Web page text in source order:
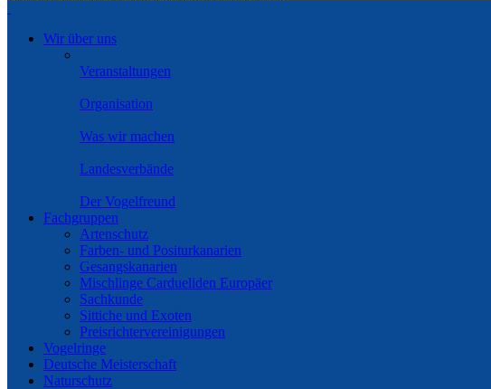
Wir über uns
Veranstaltungen
Organisation
Was wir machen
Landesverbände
Der Vogelfreund
Fachgruppen
Artenschutz
Farben- und Positurkanarien
Gesangskanarien
Mischlinge Cardueliden Europäer
Sachkunde
Sittiche und Exoten
Preisrichtervereinigungen
Vogelringe
Deutsche Meisterschaft
Naturschutz